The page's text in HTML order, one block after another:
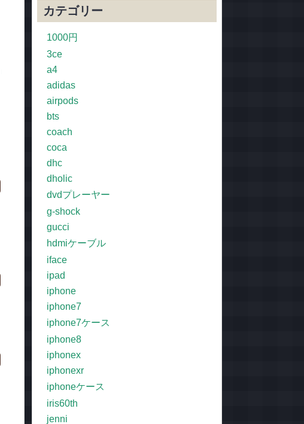
カテゴリー
1000円
3ce
a4
adidas
airpods
bts
coach
coca
dhc
dholic
dvdプレーヤー
g-shock
gucci
hdmiケーブル
iface
ipad
iphone
iphone7
iphone7ケース
iphone8
iphonex
iphonexr
iphoneケース
iris60th
jenni